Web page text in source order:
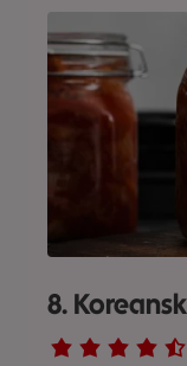
8.
Betyg 4.6 av 5.
92 personer